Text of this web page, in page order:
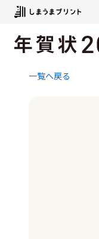
一覧へ戻る